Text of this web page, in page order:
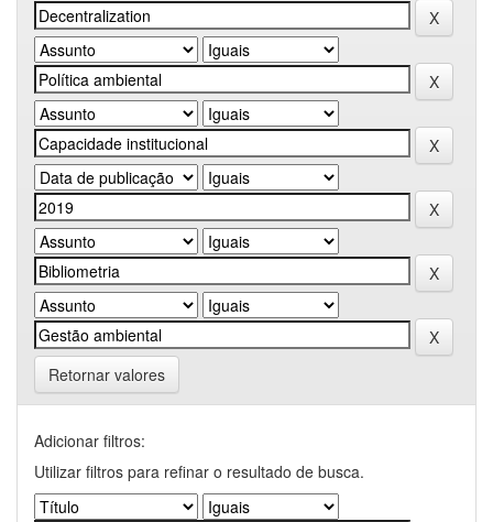
Retornar valores
Adicionar filtros:
Utilizar filtros para refinar o resultado de busca.